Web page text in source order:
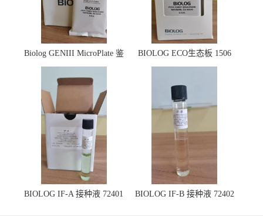
Biolog GENIII MicroPlate 鉴
定板 1030
BIOLOG ECO生态板 1506
BIOLOG IF-A 接种液 72401 BIOLOG IF-B 接种液 72402